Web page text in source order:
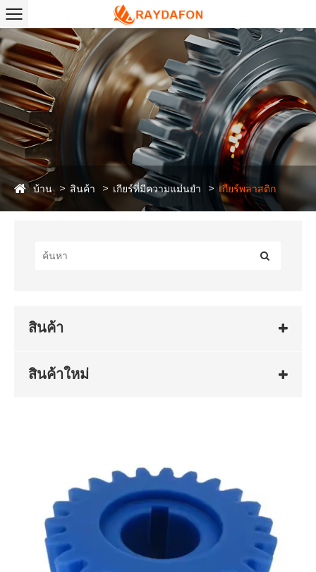
บ้าน สินค้า เกียร์ที่มีความแม่นยำ เกียร์พลาสติก
สินค้า
สินค้าใหม่